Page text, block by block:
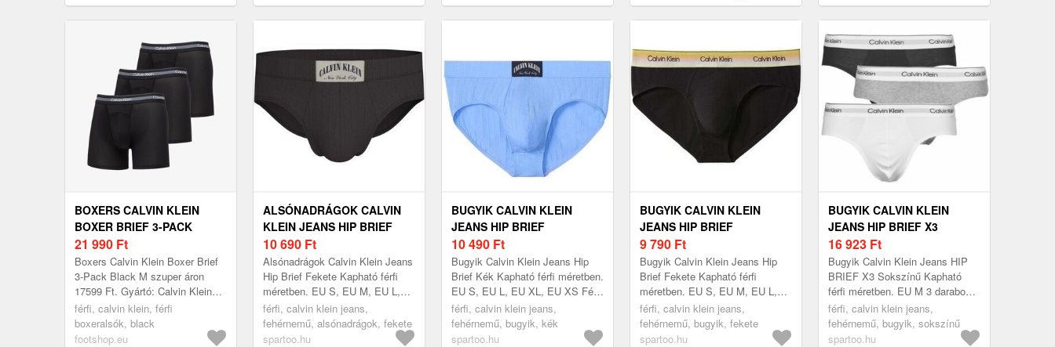
BOXERS CALVIN KLEIN
BOXER BRIEF 3-PACK
BLACK M
21 990 Ft
Boxers Calvin Klein Boxer Brief
3-Pack Black M szuper áron
17599 Ft. Gyártó: Calvin Klein
Szín: Black Méret: M
férfi, calvin klein, férfi
boxeralsók, black
footshop.eu
ALSÓNADRÁGOK CALVIN
KLEIN JEANS HIP BRIEF
10 690 Ft
Alsónadrágok Calvin Klein Jeans
Hip Brief Fekete Kapható férfi
méretben. EU S, EU M, EU L,
EU XL, EU XS Férfi >
Fehérnemű > Alsónadrágok
férfi, calvin klein jeans,
fehérnemű, alsónadrágok, fekete
spartoo.hu
BUGYIK CALVIN KLEIN
JEANS HIP BRIEF
10 490 Ft
Bugyik Calvin Klein Jeans Hip
Brief Kék Kapható férfi méretben.
EU S, EU L, EU XL, EU XS Férfi
> Fehérnemű > Bugyik
férfi, calvin klein jeans,
fehérnemű, bugyik, kék
spartoo.hu
BUGYIK CALVIN KLEIN
JEANS HIP BRIEF
9 790 Ft
Bugyik Calvin Klein Jeans Hip
Brief Fekete Kapható férfi
méretben. EU S, EU M, EU L,
EU XS Férfi > Fehérnemű >
Bugyik
férfi, calvin klein jeans,
fehérnemű, bugyik, fekete
spartoo.hu
BUGYIK CALVIN KLEIN
JEANS HIP BRIEF X3
16 923 Ft
Bugyik Calvin Klein Jeans HIP
BRIEF X3 Sokszínű Kapható
férfi méretben. EU M 3 darabos
csomag Férfi > Fehérnemű >
Bugyik
férfi, calvin klein jeans,
fehérnemű, bugyik, sokszínű
spartoo.hu